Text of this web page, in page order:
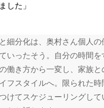
した」
細分化は、奥村さん個人の
いったそう。自分の時間
働き方から一変し、家族
フスタイルへ。限られた
けてスケジューリングし